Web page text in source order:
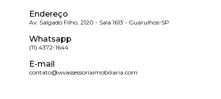
Endereço
Av. Salgado Filho, 2120 - Sala 1613 - Guarulhos-SP
Whatsapp
(11) 4372-1644
E-mail
contato@wvassessoriaimobiliaria.com